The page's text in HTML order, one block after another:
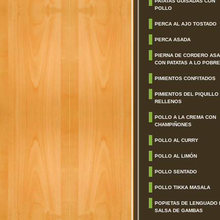
POLLO
PERCA AL AJO TOSTADO
PERCA ASADA
PIERNA DE CORDERO
CON PATATAS A LO POBRE
PIMIENTOS CONFITADOS
PIMIENTOS DEL PIQUILLO
RELLENOS
POLLO A LA CREMA CON
CHAMPIÑONES
POLLO AL CURRY
POLLO AL LIMÓN
POLLO SENTADO
POLLO TIKKA MASALA
POPIETAS DE LENGUADO
SALSA DE GAMBAS